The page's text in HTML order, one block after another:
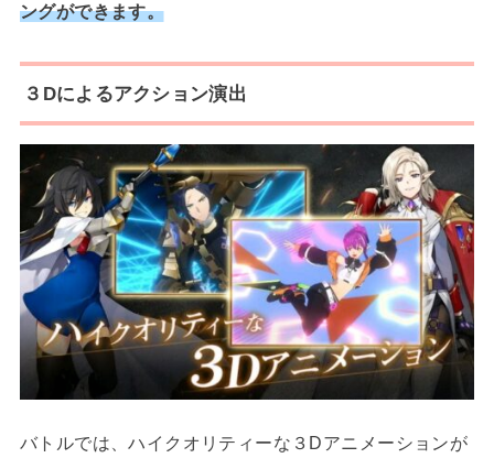
ングができます。
３Dによるアクション演出
バトルでは、ハイクオリティーな３Dアニメーションが